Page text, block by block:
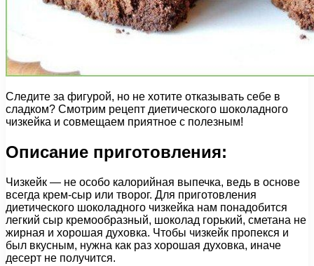
Следите за фигурой, но не хотите отказывать себе в
сладком? Смотрим рецепт диетического шоколадного
чизкейка и совмещаем приятное с полезным!
Описание приготовления:
Чизкейк — не особо калорийная выпечка, ведь в основе
всегда крем-сыр или творог. Для приготовления
диетического шоколадного чизкейка нам понадобится
легкий сыр кремообразный, шоколад горький, сметана не
жирная и хорошая духовка. Чтобы чизкейк пропекся и
был вкусным, нужна как раз хорошая духовка, иначе
десерт не получится.